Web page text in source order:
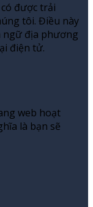
được trải
tôi. Điều này
ngữ địa phương
điện tử.
web hoạt
là bạn sẽ